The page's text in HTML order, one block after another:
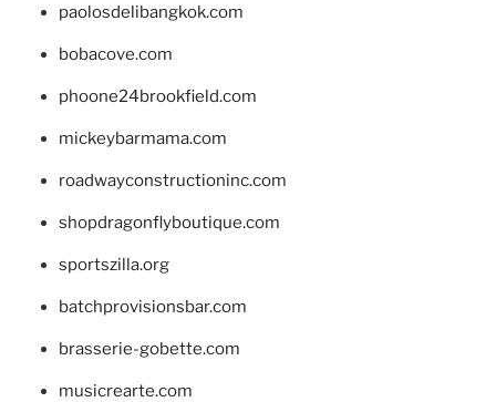
paolosdelibangkok.com
bobacove.com
phoone24brookfield.com
mickeybarmama.com
roadwayconstructioninc.com
shopdragonflyboutique.com
sportszilla.org
batchprovisionsbar.com
brasserie-gobette.com
musicrearte.com